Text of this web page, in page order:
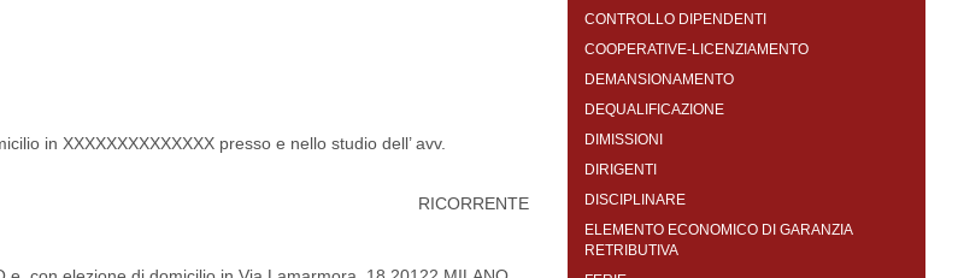
in XXXXXXXXXXXXXX presso e nello studio dell’ avv.
RICORRENTE
CONTROLLO DIPENDENTI
COOPERATIVE-LICENZIAMENTO
DEMANSIONAMENTO
DEQUALIFICAZIONE
DIMISSIONI
DIRIGENTI
DISCIPLINARE
ELEMENTO ECONOMICO DI GARANZIA
RETRIBUTIVA